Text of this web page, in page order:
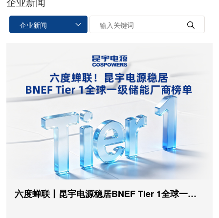
六度蝉联丨昆宇电源稳居BNEF Tier 1全球一级储能厂商榜单